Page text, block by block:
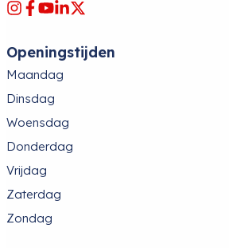
Openingstijden
Maandag
Dinsdag
Woensdag
Donderdag
Vrijdag
Zaterdag
Zondag